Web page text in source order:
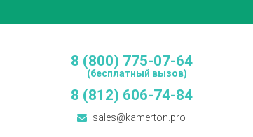
8 (800) 775-07-64
(бесплатный вызов)
8 (812) 606-74-84
sales@kamerton.pro